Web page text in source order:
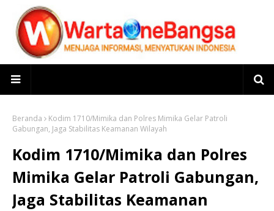
Beranda
Kodim 1710/Mimika dan Polres Mimika Gelar Patroli
Gabungan, Jaga Stabilitas Keamanan Wilayah
Kodim 1710/Mimika dan Polres
Mimika Gelar Patroli Gabungan,
Jaga Stabilitas Keamanan